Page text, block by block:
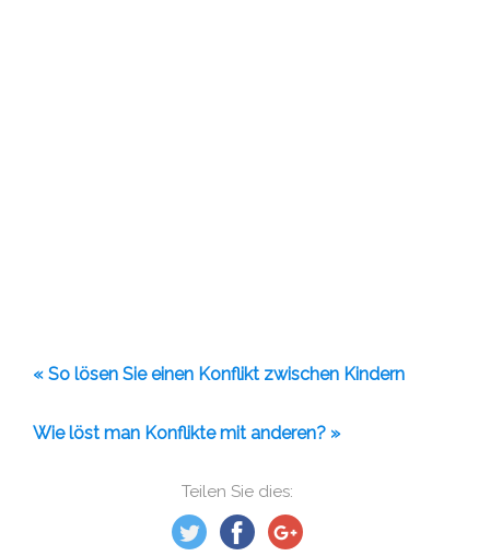
Teilen Sie dies:
« So lösen Sie einen Konflikt zwischen Kindern
Wie löst man Konflikte mit anderen? »